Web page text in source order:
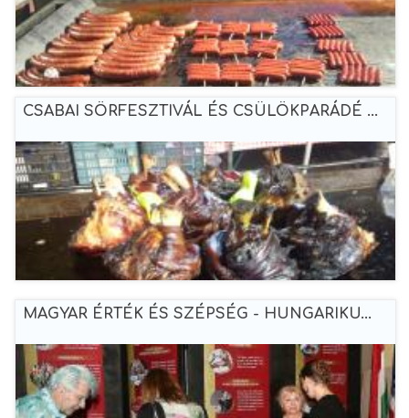
CSABAI SÖRFESZTIVÁL ÉS CSÜLÖKPARÁDÉ ...
MAGYAR ÉRTÉK ÉS SZÉPSÉG - HUNGARIKU...